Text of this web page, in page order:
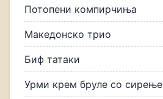
Потопени компирчиња
Македонско трио
Биф татаки
Урми крем бруле со сирење